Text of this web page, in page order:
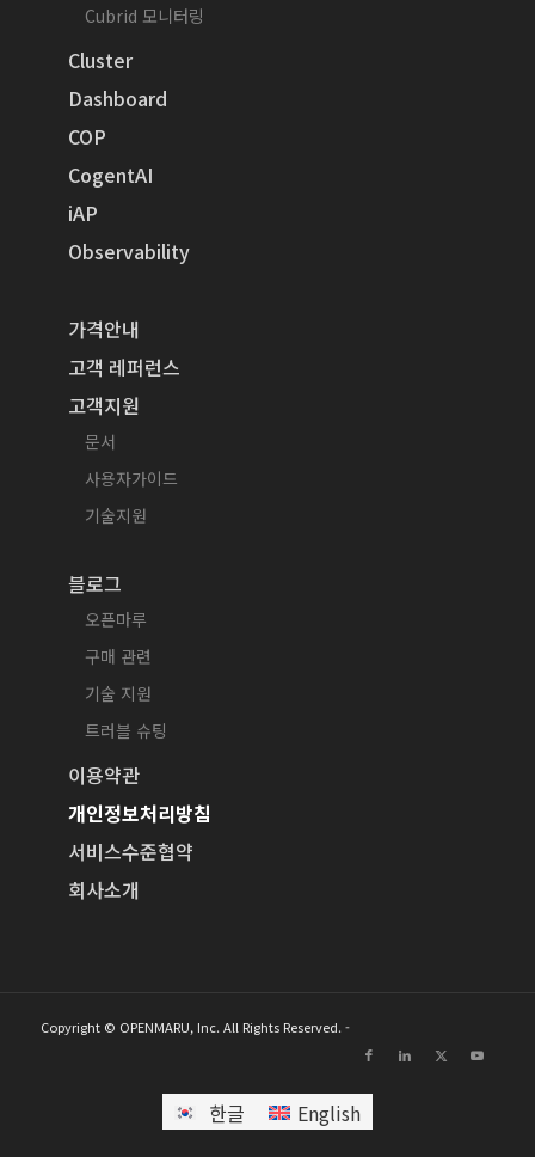
Cubrid 모니터링
Cluster
Dashboard
COP
CogentAI
iAP
Observability
가격안내
고객 레퍼런스
고객지원
문서
사용자가이드
기술지원
블로그
오픈마루
구매 관련
기술 지원
트러블 슈팅
이용약관
개인정보처리방침
서비스수준협약
회사소개
Copyright © OPENMARU, Inc. All Rights Reserved. -
한글 English